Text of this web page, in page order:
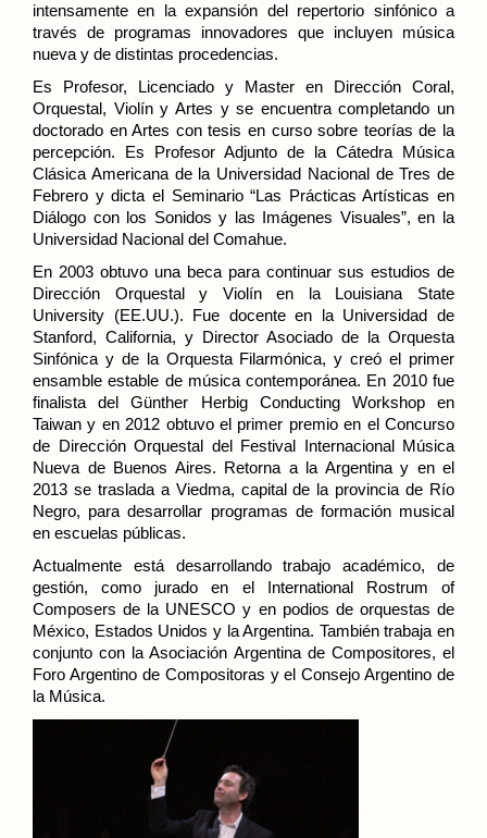
intensamente en la expansión del repertorio sinfónico a
través de programas innovadores que incluyen música
nueva y de distintas procedencias.
Es Profesor, Licenciado y Master en Dirección Coral,
Orquestal, Violín y Artes y se encuentra completando un
doctorado en Artes con tesis en curso sobre teorías de la
percepción. Es Profesor Adjunto de la Cátedra Música
Clásica Americana de la Universidad Nacional de Tres de
Febrero y dicta el Seminario “Las Prácticas Artísticas en
Diálogo con los Sonidos y las Imágenes Visuales”, en la
Universidad Nacional del Comahue.
En 2003 obtuvo una beca para continuar sus estudios de
Dirección Orquestal y Violín en la Louisiana State
University (EE.UU.). Fue docente en la Universidad de
Stanford, California, y Director Asociado de la Orquesta
Sinfónica y de la Orquesta Filarmónica, y creó el primer
ensamble estable de música contemporánea. En 2010 fue
finalista del Günther Herbig Conducting Workshop en
Taiwan y en 2012 obtuvo el primer premio en el Concurso
de Dirección Orquestal del Festival Internacional Música
Nueva de Buenos Aires. Retorna a la Argentina y en el
2013 se traslada a Viedma, capital de la provincia de Río
Negro, para desarrollar programas de formación musical
en escuelas públicas.
Actualmente está desarrollando trabajo académico, de
gestión, como jurado en el International Rostrum of
Composers de la UNESCO y en podios de orquestas de
México, Estados Unidos y la Argentina. También trabaja en
conjunto con la Asociación Argentina de Compositores, el
Foro Argentino de Compositoras y el Consejo Argentino de
la Música.